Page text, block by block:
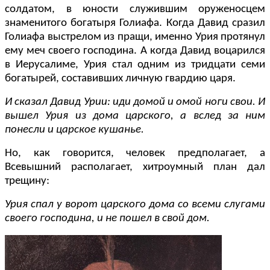
солдатом, в юности служившим оруженосцем
знаменитого богатыря Голиафа. Когда Давид сразил
Голиафа выстрелом из пращи, именно Урия протянул
ему меч своего господина. А когда Давид воцарился
в Иерусалиме, Урия стал одним из тридцати семи
богатырей, составивших личную гвардию царя.
И сказал Давид Урии: иди домой и омой ноги свои. И
вышел Урия из дома царского, а вслед за ним
понесли и царское кушанье.
Но, как говорится, человек предполагает, а
Всевышний располагает, хитроумный план дал
трещину:
Урия спал у ворот царского дома со всеми слугами
своего господина, и не пошел в свой дом.